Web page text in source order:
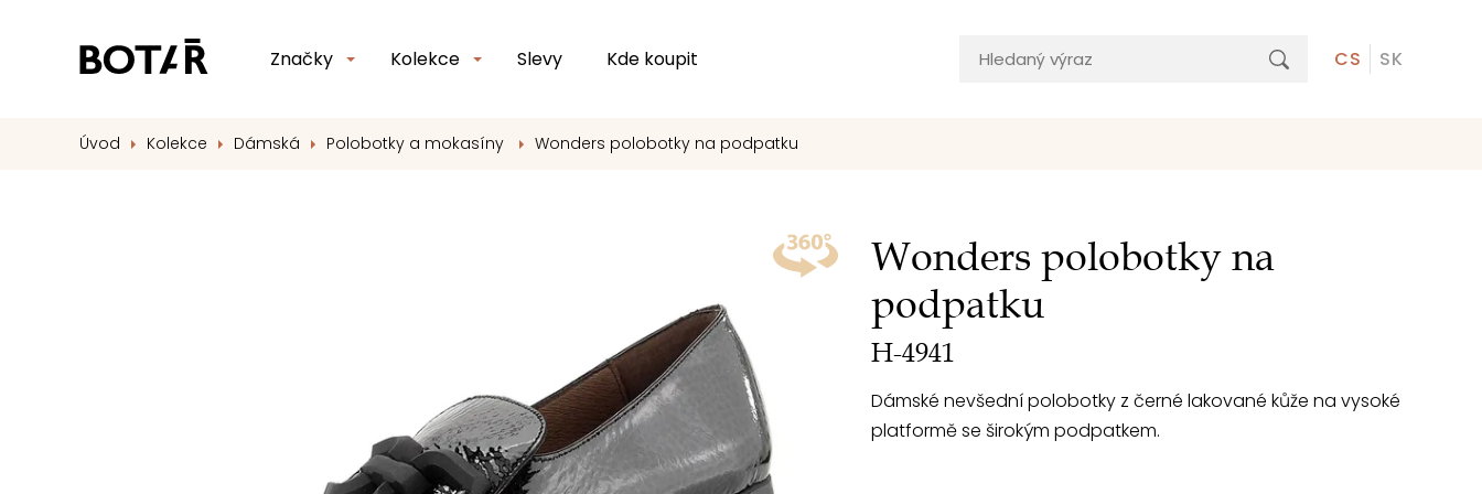
CS SK
Značky Kolekce Slevy Kde koupit
Úvod Kolekce Dámská Polobotky a mokasíny Wonders polobotky na podpatku
Wonders polobotky na
podpatku
H-4941
Dámské nevšední polobotky z černé lakované kůže na vysoké
platformě se širokým podpatkem.